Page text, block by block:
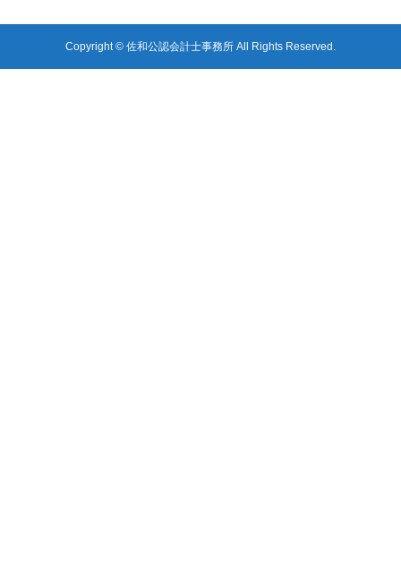
Copyright © 佐和公認会計士事務所 All Rights Reserved.